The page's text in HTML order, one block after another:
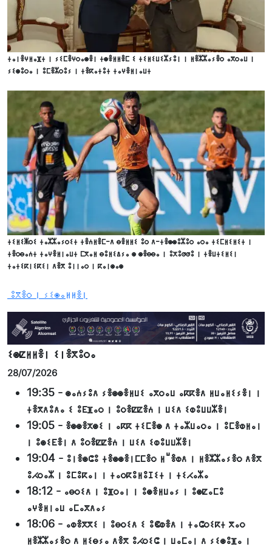
ⵜⴰⵏⴻⵖⵍⴰⴼⵜ ⵏ ⵢⵉⵎⴻⵖⵔⴰⵙⴻⵏ ⵜⵙⴻⵍⵍⴻⵎ ⵉ ⵜⵉⵍⵉⵡⵉⵣⵢⵓⵏ ⵏ ⵍⴻⵣⵣⴰⵢⴻⵔ ⴰⴳⵔⴰⵡ ⵏ
ⵢⵉⵙⵓⵔⴰ ⵏ ⵓⵎⴻⵣⵔⵓⵢ ⵏ ⵜⴻⴽⴰⵜⵓⵜ ⵜⴰⵖⴻⵍⵏⴰⵡⵜ
ⵜⵉⵍⵉⵥⵔⵉ ⵜⴰⵣⵣⴰⵢⵔⵉⵜ ⵜⴻⵄⵍⴻⵎ-ⴷ ⴱⴻⵍⵍⵉ ⵓⵔ ⴷ-ⵜⴻⵙⵙⵓⵣⵓⵔ ⴰⵔⴰ ⵜⵉⵎⵍⵉⵍⵉⵜ ⵏ
ⵜⴻⵔⴱⴰⵄⵜ ⵜⴰⵖⴻⵍⵏⴰⵡⵜ ⵎⴳⴰⵍ ⴱⵓⵍⵉⵠⵢⴰ ⵙ ⵙⴻⴱⴱⴰ ⵏ ⵓⵅⵓⵚⵚⵓ ⵏ ⵜⴻⵡⵜⵉⵍⵉⵏ
ⵜⴰⵜⵉⴽⵏⵉⴽⵉⵏ ⴷⴻⴳ ⵓⵏⵏⴰⵔ ⵏ ⴽⴰⵏⵙⴰⵙ
ⵓⴳⴻⵔ ⵏ ⵢⵉⵙⴰⵍⵍⴻⵏ
ⵉⵙⵇⵍⵍⴻⵏ ⵉⵏⴻⴳⵓⵔⴰ
28/07/2026
19:35 - ⵙⴰⵄⵢⵓⴷ ⵢⴻⵙⵙⴻⵍⵡⵉ ⴰⴳⵔⴰⵡ ⴰⴽⴽⴻⴷ ⵍⵡⴰⵍⵉⵢⴻⵏ ⵏ
ⵜⴻⴳⴷⵓⴷⴰ ⵉ ⵓⴹⴼⴰⵔ ⵏ ⵓⵔⴻⵇⵇⴻⵄ ⵏ ⵡⵉⴷ ⵉⵀⵓⵡⵡⵣⴻⵏ
19:05 - ⴻⵙⵙⴻⵅⵙⵉ ⵏ ⴰⴽⴽ ⵜⵉⵎⴻⵙ ⴷ ⵜⴰⵣⵡⴰⵔⴰ ⵏ ⵓⵎⴻⵀⵍⴰⵏ
ⵏ ⵓⵙⵉⴹⴻⵏ ⴷ ⵓⵔⴻⵇⵇⴻⵄ ⵏ ⵡⵉⴷ ⵉⵀⵓⵡⵡⵣⴻⵏ
19:04 - ⵓⵏⴻⵙⵛⵓ ⵜⴻⵙⵙⴻⵏⵎⵎⴻⵔ ⵍⵯⴻⵀⴷ ⵏ ⵍⴻⵣⵣⴰⵢⴻⵔ ⴷⴻⴳ
ⵓⵃⵔⴰⵣ ⵏ ⵓⵎⵓⴽⴰⵏ ⵏ ⵜⴰⵔⴽⵓⵍⵓⵊⵉⵜ ⵏ ⵜⵉⵃⴰⵣⴰ
18:12 - ⴰⴱⵔⵉⴷ ⵏ ⵓⴼⵔⴰⵏ ⵏ ⵓⵙⴻⵍⵡⴰⵢ ⵏ ⵓⵙⵇⴰⵎⵓ
ⴰⵖⴻⵍⵏⴰⵡ ⴰⵎⴰⴳⴷⴰⵢ
18:06 - ⴰⵀⴻⴳⴳⵉ ⵏ ⵓⴱⵔⵉⴷ ⵉ ⵓⵞⵀⴻⴷ ⵏ ⵜⴰⵛⵔⵉⴽⵜ ⴳⴰⵔ
ⵍⴻⵣⵣⴰⵢⴻⵔ ⴷ ⵍⵉⴱⵢⴰ ⴷⴻⴳ ⵓⵃⵔⵉⵛ ⵏ ⵡⴰⵎⴰⵏ ⴷ ⵢⵉⵙⵓⴼⴰ ⵏ